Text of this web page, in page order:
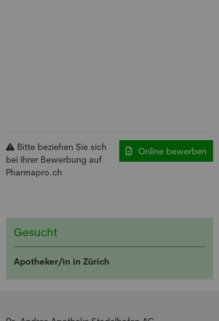
Bitte beziehen Sie sich
bei Ihrer Bewerbung auf
Pharmapro.ch
Online bewerben
Gesucht
Apotheker/in in Zürich